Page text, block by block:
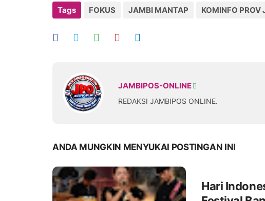
Tags FOKUS JAMBI MANTAP KOMINFO PROV
JAMBIPOS-ONLINE
REDAKSI JAMBIPOS ONLINE.
ANDA MUNGKIN MENYUKAI POSTINGAN INI
Hari